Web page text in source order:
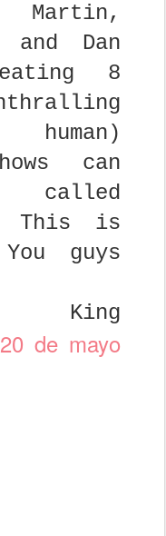
Martin,
Dan
8
can
This is
guys
King
20 de mayo